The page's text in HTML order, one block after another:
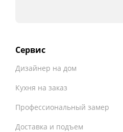
Сервис
Дизайнер на дом
Кухня на заказ
Профессиональный замер
Доставка и подъем